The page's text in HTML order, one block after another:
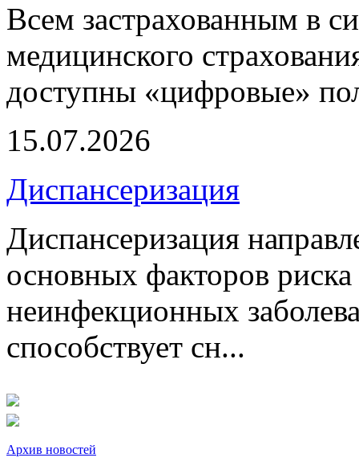
Всем застрахованным в
медицинского
доступны «цифровые»
15.07.2026
Диспансеризация
Диспансеризация
основных факторов
неинфекционных
способствует сн...
Архив новостей